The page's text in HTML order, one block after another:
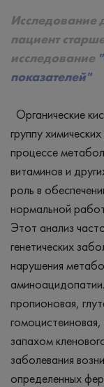
Исследование
пациент
исследование "
показателей"
Органические
группу
процессе
витаминов и
роль в
нормальной
Этот анализ
генетических
нарушения
пропионовая,
запахом
заболевания
определенных